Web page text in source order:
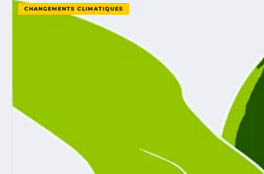
CHANGEMENTS CLIMATIQUES